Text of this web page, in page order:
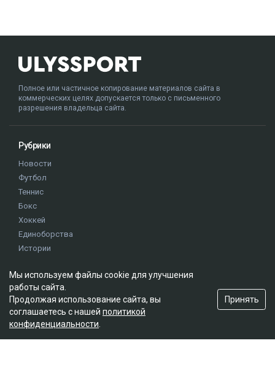
Полное или частичное копирование материалов сайта в
коммерческих целях допускается только с письменного
разрешения владельца сайта.
Рубрики
Новости
Футбол
Теннис
Бокс
Хоккей
Единоборства
Истории
Редакция
О проекте
Правила сайта
Мы используем файлы cookie для улучшения
работы сайта.
Продолжая использование сайта, вы
соглашаетесь с нашей политикой
конфиденциальности
Принять